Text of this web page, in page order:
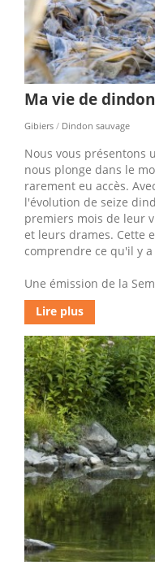
Ma vie de
Gibiers / Dindon sauvage
Nous vous présentons
nous plonge dans le
rarement eu accès.
l'évolution de seize
premiers mois de leur
et leurs drames. Cette
comprendre ce qu'il y
Une émission de la
Lire plus